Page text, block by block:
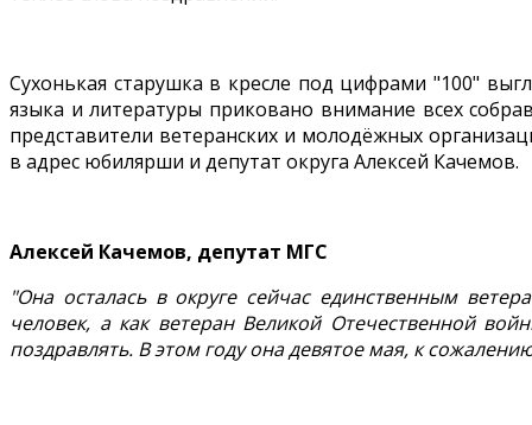
Сухонькая старушка в кресле под цифрами "100"
языка и литературы приковано внимание всех
представители ветеранских и молодёжных
в адрес юбилярши и депутат округа Алексей Качемов.
Алексей Качемов, депутат МГС
"Она осталась в округе сейчас единственным
человек, а как ветеран Великой Отечественной
поздравлять. В этом году она девятое мая, к